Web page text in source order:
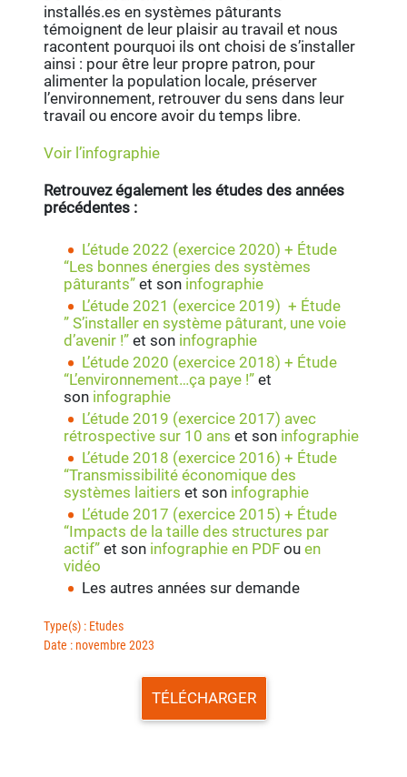
installés.es en systèmes pâturants
témoignent de leur plaisir au travail et nous
racontent pourquoi ils ont choisi de s’installer
ainsi : pour être leur propre patron, pour
alimenter la population locale, préserver
l’environnement, retrouver du sens dans leur
travail ou encore avoir du temps libre.
Voir l’infographie
Retrouvez également les études des années
précédentes :
L’étude 2022 (exercice 2020) + Étude
“Les bonnes énergies des systèmes
pâturants” et son infographie
L’étude 2021 (exercice 2019) + Étude
” S’installer en système pâturant, une voie
d’avenir !” et son infographie
L’étude 2020 (exercice 2018) + Étude
“L’environnement…ça paye !” et
son infographie
L’étude 2019 (exercice 2017) avec
rétrospective sur 10 ans et son infographie
L’étude 2018 (exercice 2016) + Étude
“Transmissibilité économique des
systèmes laitiers et son infographie
L’étude 2017 (exercice 2015) + Étude
“Impacts de la taille des structures par
actif” et son infographie en PDF ou en
vidéo
Les autres années sur demande
Type(s) : Etudes
Date : novembre 2023
TÉLÉCHARGER